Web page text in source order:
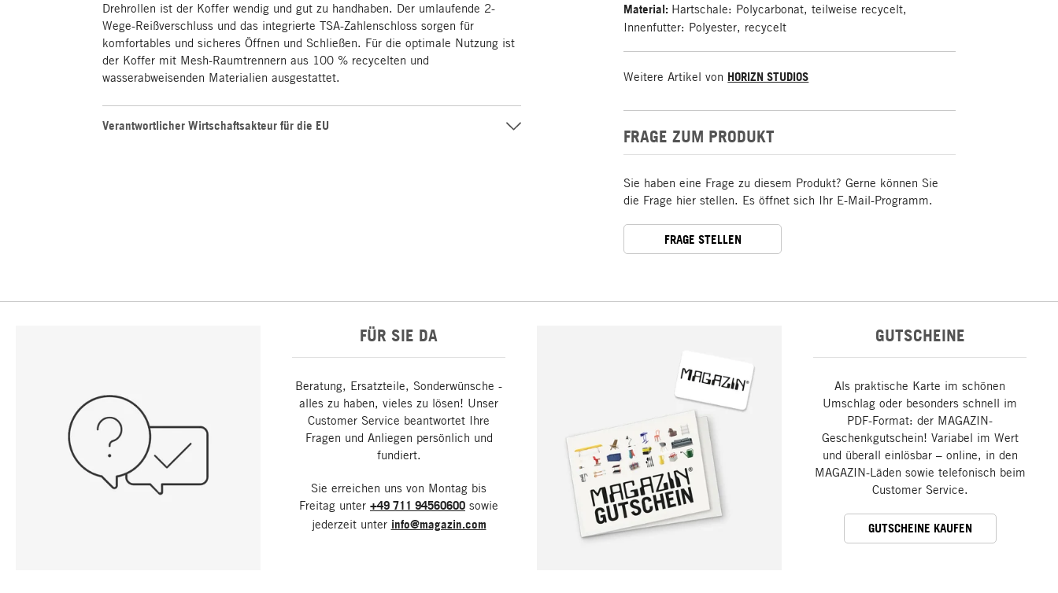
Drehrollen ist der Koffer wendig und gut zu handhaben. Der umlaufende 2-
Wege-Reißverschluss und das integrierte TSA-Zahlenschloss sorgen für
komfortables und sicheres Öffnen und Schließen. Für die optimale Nutzung ist
der Koffer mit Mesh-Raumtrennern aus 100 % recycelten und
wasserabweisenden Materialien ausgestattet.
Verantwortlicher Wirtschaftsakteur für die EU
Material: Hartschale: Polycarbonat, teilweise recycelt,
Innenfutter: Polyester, recycelt
Weitere Artikel von HORIZN STUDIOS
FRAGE ZUM PRODUKT
Sie haben eine Frage zu diesem Produkt? Gerne können Sie
die Frage hier stellen. Es öffnet sich Ihr E-Mail-Programm.
FRAGE STELLEN
FÜR SIE DA
Beratung, Ersatzteile, Sonderwünsche -
alles zu haben, vieles zu lösen! Unser
Customer Service beantwortet Ihre
Fragen und Anliegen persönlich und
fundiert.
Sie erreichen uns von Montag bis
Freitag unter +49 711 94560600 sowie
jederzeit unter info@magazin.com
GUTSCHEINE
Als praktische Karte im schönen
Umschlag oder besonders schnell im
PDF-Format: der MAGAZIN-
Geschenkgutschein! Variabel im Wert
und überall einlösbar – online, in den
MAGAZIN-Läden sowie telefonisch beim
Customer Service.
GUTSCHEINE KAUFEN